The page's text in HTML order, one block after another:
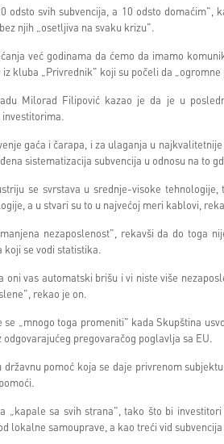
odsto svih subvencija, a 10 odsto domaćim",
njih „osetljiva na svaku krizu".
već godinama da ćemo da imamo
kluba „Privrednik" koji su počeli da
Milorad Filipović kazao je da je u
investitorima.
gaća i čarapa, i za ulaganja u
sistematizacija subvencija u odnosu na to
se svrstava u srednje-visoke
a u stvari su to u najvećoj meri kablovi,
nezaposlenost", rekavši da do toga
koji se vodi statistika.
oni vas automatski brišu i vi niste više
rekao je on.
„mnogo toga promeniti" kada Skupština
pregovaračog poglavlja sa EU.
pomoć koja se daje privrenom
„kapale sa svih strana", tako što bi
lokalne samouprave, a kao treći vid